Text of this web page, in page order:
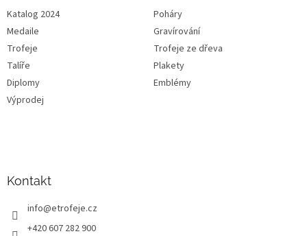
Katalog 2024
Poháry
Medaile
Gravírování
Trofeje
Trofeje ze dřeva
Talíře
Plakety
Diplomy
Emblémy
Výprodej
Kontakt
info@etrofeje.cz
+420 607 282 900